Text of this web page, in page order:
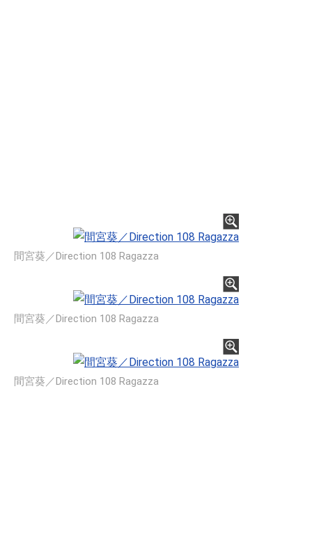
間宮葵／Direction 108 Ragazza
間宮葵／Direction 108 Ragazza
間宮葵／Direction 108 Ragazza